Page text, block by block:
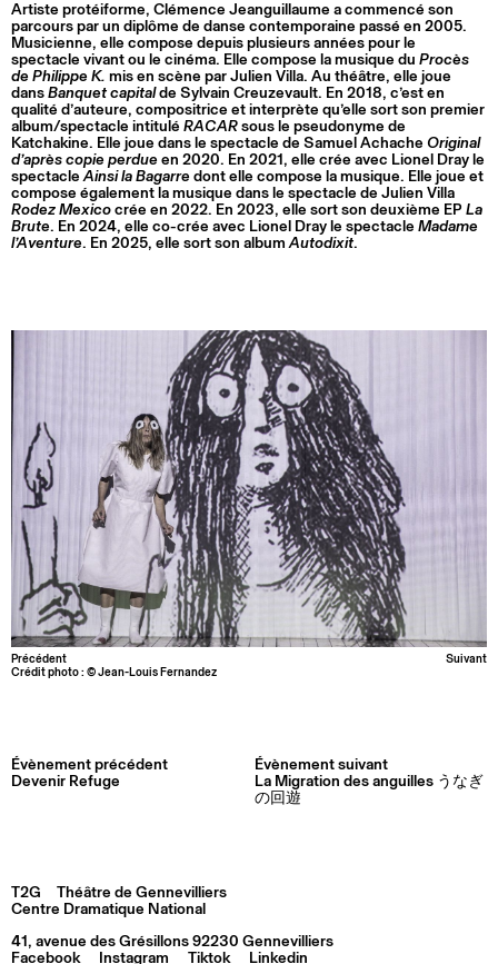
Artiste protéiforme, Clémence Jeanguillaume a commencé son
parcours par un diplôme de danse contemporaine passé en 2005.
Musicienne, elle compose depuis plusieurs années pour le
spectacle vivant ou le cinéma. Elle compose la musique du Procès
de Philippe K. mis en scène par Julien Villa. Au théâtre, elle joue
dans Banquet capitalde Sylvain Creuzevault. En 2018, c’est en
qualité d’auteure, compositrice et interprète qu’elle sort son premier
album/spectacle intitulé RACAR sous le pseudonyme de
Katchakine. Elle joue dans le spectacle de Samuel Achache Original
d’après copie perdue en 2020. En 2021, elle crée avec Lionel Dray le
spectacleAinsi la Bagarre dont elle compose la musique. Elle joue et
compose également la musique dans le spectacle de Julien Villa
Rodez Mexico crée en 2022. En 2023, elle sort son deuxième EP La
Brute. En 2024, elle co-crée avec Lionel Dray le spectacle Madame
l’Aventure. En 2025, elle sort son albumAutodixit.
Précédent
Suivant
Crédit photo : © Jean-Louis Fernandez
Évènement précédent
Devenir Refuge
Évènement suivant
La Migration des anguilles うなぎ
の回遊
T2G
Théâtre de Gennevilliers
Centre Dramatique National
41, avenue des Grésillons 92230 Gennevilliers
Facebook
Instagram Tiktok Linkedin